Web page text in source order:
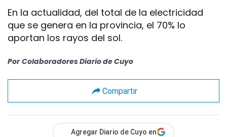
En la actualidad, del total de la electricidad
que se genera en la provincia, el 70% lo
aportan los rayos del sol.
Por Colaboradores Diario de Cuyo
Compartir
Agregar Diario de Cuyo en